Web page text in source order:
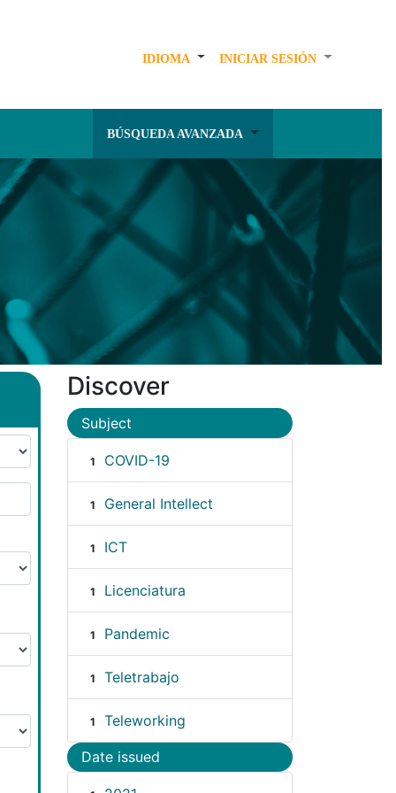
IDIOMA INICIAR SESIÓN
BÚSQUEDA AVANZADA
Discover
Subject
1 COVID-19
1 General Intellect
1 ICT
1 Licenciatura
1 Pandemic
1 Teletrabajo
1 Teleworking
Date issued